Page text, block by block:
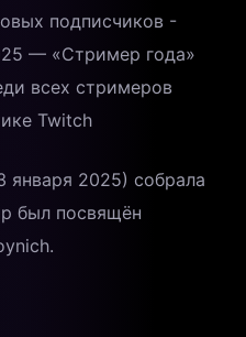
подписчиков -
— «Стример года»
всех стримеров
Twitch
января 2025) собрала
был посвящён